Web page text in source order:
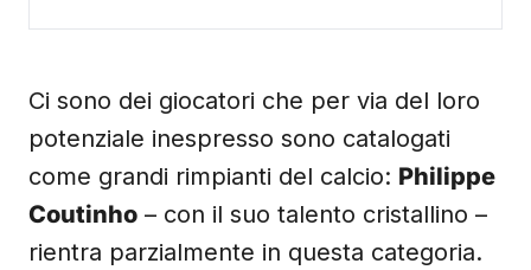
Ci sono dei giocatori che per via del loro
potenziale inespresso sono catalogati
come grandi rimpianti del calcio: Philippe
Coutinho – con il suo talento cristallino –
rientra parzialmente in questa categoria.